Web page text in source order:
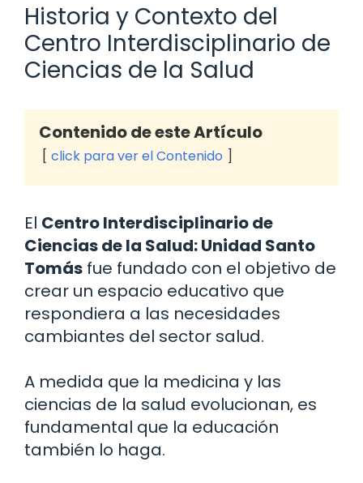
Historia y Contexto del
Centro Interdisciplinario de
Ciencias de la Salud
Contenido de este Artículo
click para ver el Contenido
El Centro Interdisciplinario de
Ciencias de la Salud: Unidad Santo
Tomás fue fundado con el objetivo de
crear un espacio educativo que
respondiera a las necesidades
cambiantes del sector salud.
A medida que la medicina y las
ciencias de la salud evolucionan, es
fundamental que la educación
también lo haga.